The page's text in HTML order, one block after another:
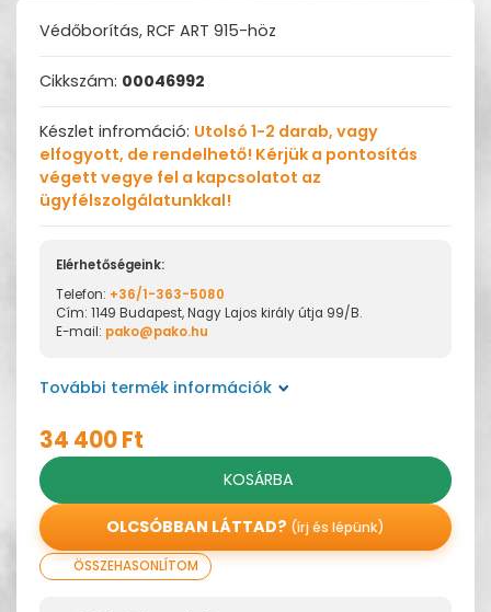
Védőborítás, RCF ART 915-höz
Cikkszám: 00046992
Készlet infromáció: Utolsó 1-2 darab, vagy
elfogyott, de rendelhető! Kérjük a pontosítás
végett vegye fel a kapcsolatot az
ügyfélszolgálatunkkal!
Elérhetőségeink:
Telefon: +36/1-363-5080
Cím: 1149 Budapest, Nagy Lajos király útja 99/B.
E-mail: pako@pako.hu
További termék információk
34 400 Ft
KOSÁRBA
OLCSÓBBAN LÁTTAD? (írj és lépünk)
ÖSSZEHASONLÍTOM